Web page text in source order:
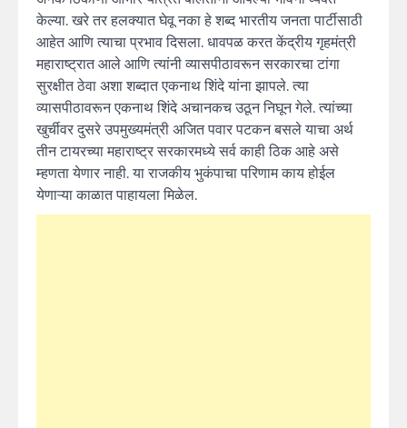
केल्या. खरे तर हलक्यात घेवू नका हे शब्द भारतीय जनता पार्टीसाठी
आहेत आणि त्याचा प्रभाव दिसला. धावपळ करत केंद्रीय गृहमंत्री
महाराष्ट्रात आले आणि त्यांनी व्यासपीठावरून सरकारचा टांगा
सुरक्षीत ठेवा अशा शब्दात एकनाथ शिंदे यांना झापले. त्या
व्यासपीठावरून एकनाथ शिंदे अचानकच उठून निघून गेले. त्यांच्या
खुर्चीवर दुसरे उपमुख्यमंत्री अजित पवार पटकन बसले याचा अर्थ
तीन टायरच्या महाराष्ट्र सरकारमध्ये सर्व काही ठिक आहे असे
म्हणता येणार नाही. या राजकीय भुकंपाचा परिणाम काय होईल
येणाऱ्या काळात पाहायला मिळेल.